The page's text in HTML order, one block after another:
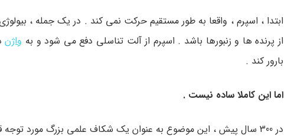
ابتدا ، اسپرم ، واقعا به طور مستقیم حرکت نمی کند . در یک جمله ،
از پرنده ها و زنبورها باشد . اسپرم از آلت تناسلی دفع می شود و بهواژن
بارور کند .
اما این کاملا ساده نیست .
در 300 سال پیش ، این موضوع به عنوان یک شکاف علمی بزرگ مورد